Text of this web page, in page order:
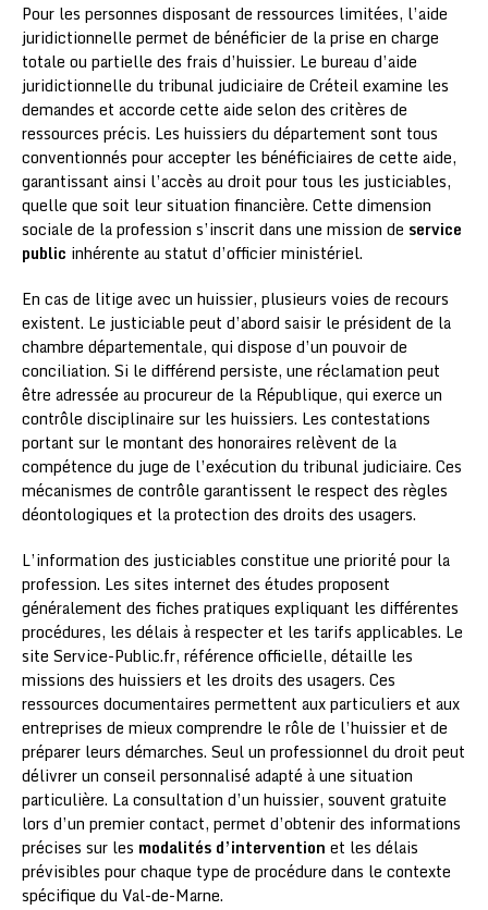
Pour les personnes disposant de ressources limitées, l’aide
juridictionnelle permet de bénéficier de la prise en charge
totale ou partielle des frais d’huissier. Le bureau d’aide
juridictionnelle du tribunal judiciaire de Créteil examine les
demandes et accorde cette aide selon des critères de
ressources précis. Les huissiers du département sont tous
conventionnés pour accepter les bénéficiaires de cette aide,
garantissant ainsi l’accès au droit pour tous les justiciables,
quelle que soit leur situation financière. Cette dimension
sociale de la profession s’inscrit dans une mission de service
public inhérente au statut d’officier ministériel.
En cas de litige avec un huissier, plusieurs voies de recours
existent. Le justiciable peut d’abord saisir le président de la
chambre départementale, qui dispose d’un pouvoir de
conciliation. Si le différend persiste, une réclamation peut
être adressée au procureur de la République, qui exerce un
contrôle disciplinaire sur les huissiers. Les contestations
portant sur le montant des honoraires relèvent de la
compétence du juge de l’exécution du tribunal judiciaire. Ces
mécanismes de contrôle garantissent le respect des règles
déontologiques et la protection des droits des usagers.
L’information des justiciables constitue une priorité pour la
profession. Les sites internet des études proposent
généralement des fiches pratiques expliquant les différentes
procédures, les délais à respecter et les tarifs applicables. Le
site Service-Public.fr, référence officielle, détaille les
missions des huissiers et les droits des usagers. Ces
ressources documentaires permettent aux particuliers et aux
entreprises de mieux comprendre le rôle de l’huissier et de
préparer leurs démarches. Seul un professionnel du droit peut
délivrer un conseil personnalisé adapté à une situation
particulière. La consultation d’un huissier, souvent gratuite
lors d’un premier contact, permet d’obtenir des informations
précises sur les modalités d’intervention et les délais
prévisibles pour chaque type de procédure dans le contexte
spécifique du Val-de-Marne.